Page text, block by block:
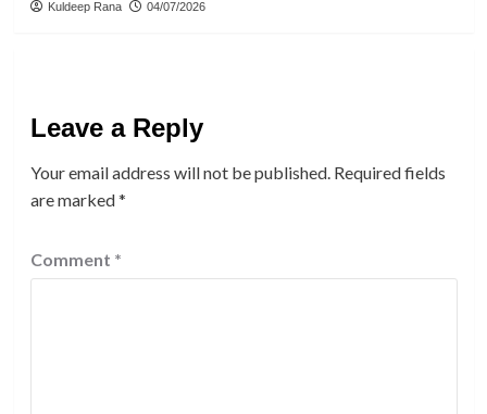
Kuldeep Rana 04/07/2026
Leave a Reply
Your email address will not be published. Required fields
are marked*
Comment *